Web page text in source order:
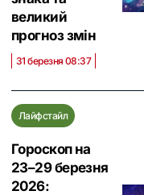
великий
прогноз змін
31 березня 08:37
Лайфстайл
Гороскоп на
23–29 березня
2026: